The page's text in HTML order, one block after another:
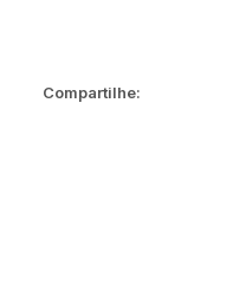
Compartilhe: